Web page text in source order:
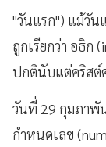
"วันแรก") แม้วัน
ถูกเรียกว่า อธิก
ปกตินับแต่คริสต์
วันที่ 29 กุมภาพั
กำหนดเลข